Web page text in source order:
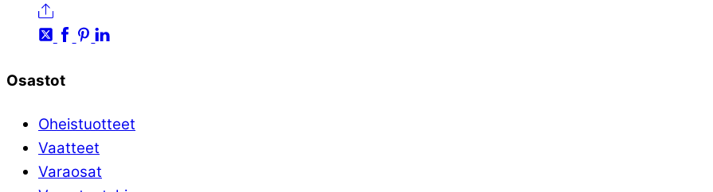
Ale
Osastot
Oheistuotteet
Vaatteet
Varaosat